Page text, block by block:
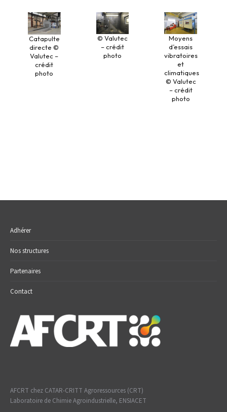
Catapulte
directe ©
Valutec –
crédit
photo
© Valutec
– crédit
photo
Moyens
d’essais
vibratoires
et
climatiques
© Valutec
– crédit
photo
Adhérer
Nos structures
Partenaires
Contact
AFCRT chez CATAR-CRITT Agroressources (CRT)
Laboratoire de Chimie Agroindustrielle, ENSIACET